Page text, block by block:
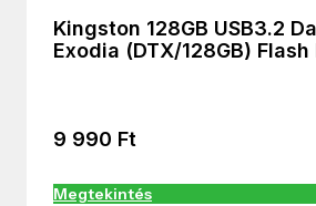
Kingston 128GB USB3.2
Exodia (DTX/128GB)
9 990 Ft
Megtekintés